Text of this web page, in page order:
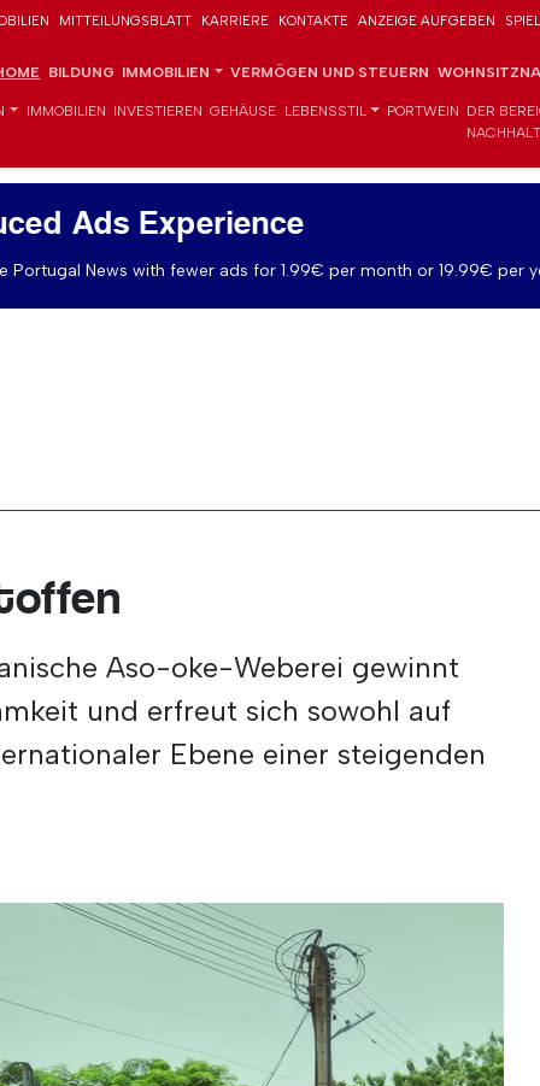
MITTEILUNGSBLATT KARRIERE KONTAKTE ANZEIGE AUFGEBEN
BILDUNG IMMOBILIEN VERMÖGEN UND STEUERN
IMMOBILIEN INVESTIEREN GEHÄUSE LEBENSSTIL PORTWEIN DER
Ads Experience
Portugal News with fewer ads for 1.99€ per month or 19.99€ per
Aso-oke-Weberei gewinnt
und erfreut sich sowohl auf
Ebene einer steigenden